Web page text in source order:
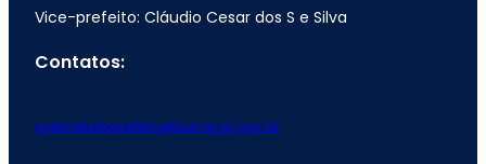
Vice-prefeito: Cláudio Cesar dos S e Silva
Contatos:
gabinetedoprefeito@barras.pi.gov.br